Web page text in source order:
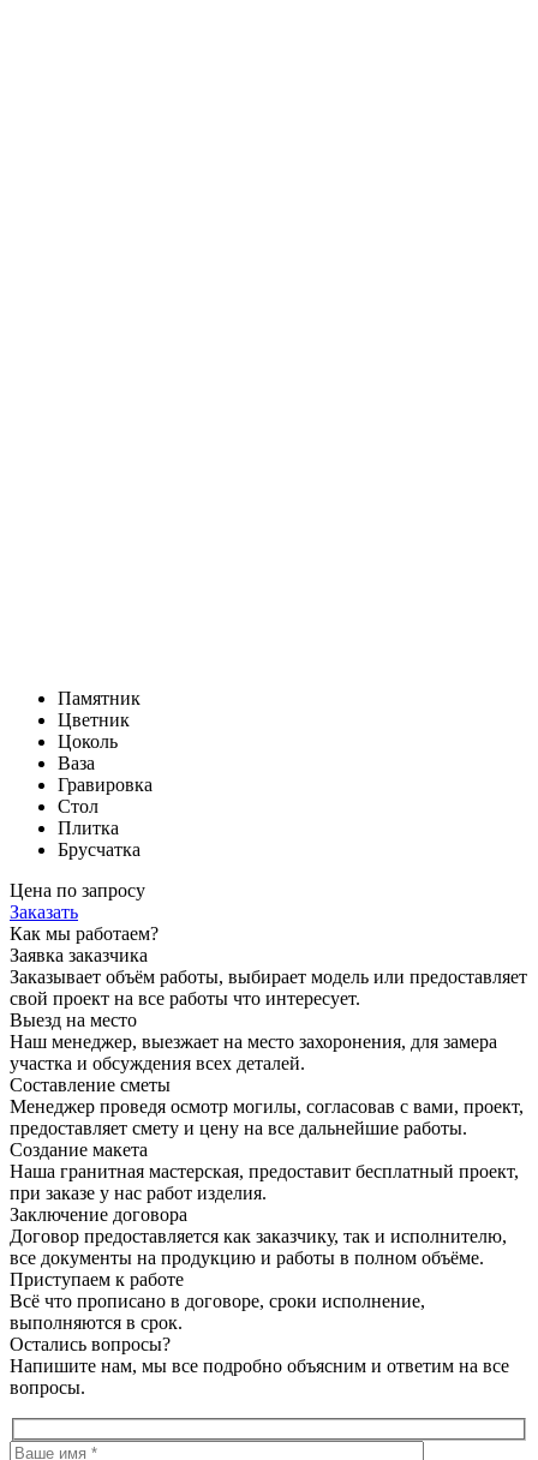
Памятник
Цветник
Цоколь
Ваза
Гравировка
Стол
Плитка
Брусчатка
Цена по запросу
Заказать
Как мы работаем?
Заявка заказчика
Заказывает объём работы, выбирает модель или предоставляет
свой проект на все работы что интересует.
Выезд на место
Наш менеджер, выезжает на место захоронения, для замера
участка и обсуждения всех деталей.
Составление сметы
Менеджер проведя осмотр могилы, согласовав с вами, проект,
предоставляет смету и цену на все дальнейшие работы.
Создание макета
Наша гранитная мастерская, предоставит бесплатный проект,
при заказе у нас работ изделия.
Заключение договора
Договор предоставляется как заказчику, так и исполнителю,
все документы на продукцию и работы в полном объёме.
Приступаем к работе
Всё что прописано в договоре, сроки исполнение,
выполняются в срок.
Остались вопросы?
Напишите нам, мы все подробно объясним и ответим на все
вопросы.